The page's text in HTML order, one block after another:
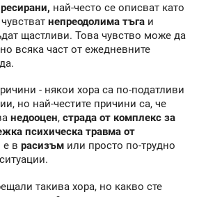
най-често се описват като
непреодолима тъга и
щастливи. Това чувство може да
всяка част от ежедневните
- някои хора са по-податливи
но най-честите причини са, че
недооцен, страда от комплекс за
психическа травма от
е в расизъм или просто по-трудно
такива хора, но какво сте